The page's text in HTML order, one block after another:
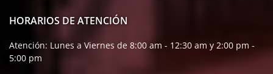
HORARIOS DE ATENCIÓN
Atención: Lunes a Viernes de 8:00 am - 12:30 am y 2:00 pm -
5:00 pm